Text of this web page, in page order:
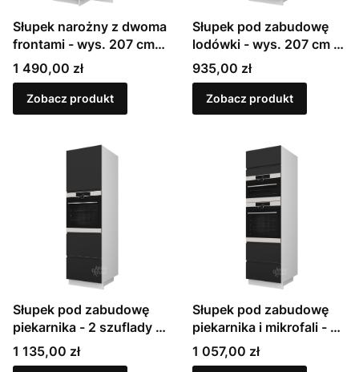
Słupek narożny z dwoma
frontami - wys. 207 cm |
Sevilla (D24N/207)
Cena
1 490,00 zł
Zobacz produkt
Słupek pod zabudowę
lodówki - wys. 207 cm |
Sevilla (D14DL)
Cena
935,00 zł
Zobacz produkt
Słupek pod zabudowę
piekarnika - 2 szuflady -
wys. 207 cm | Sevilla
(D14RU/356)
Cena
1 135,00 zł
Słupek pod zabudowę
piekarnika i mikrofali - 2
szuflady - wys. 207 cm |
Sevilla (D14RU/284)
Cena
1 057,00 zł